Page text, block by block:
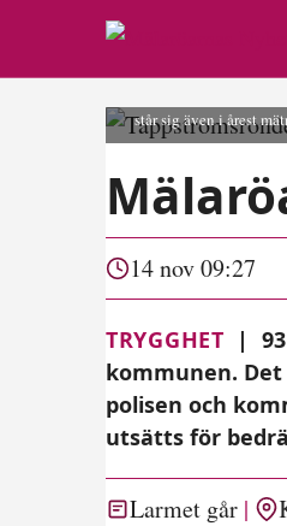
står sig även i årest
14 nov 09:27
TRYGGHET |
kommunen.
polisen och
utsätts för
Larmet går